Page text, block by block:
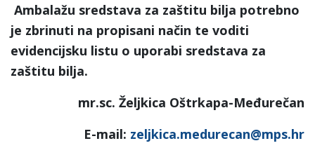
Ambalažu sredstava za zaštitu bilja potrebno
je zbrinuti na propisani način te voditi
evidencijsku listu o uporabi sredstava za
zaštitu bilja.
mr.sc. Željkica Oštrkapa-Međurečan
E-mail: zeljkica.medurecan@mps.hr